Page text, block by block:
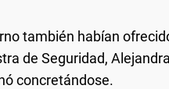
también habían
de Seguridad,
concretándose.